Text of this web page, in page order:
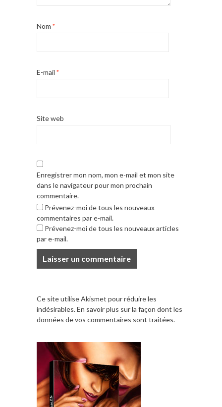
Nom *
E-mail *
Site web
Enregistrer mon nom, mon e-mail et mon site
dans le navigateur pour mon prochain
commentaire.
Prévenez-moi de tous les nouveaux
commentaires par e-mail.
Prévenez-moi de tous les nouveaux articles
par e-mail.
Ce site utilise Akismet pour réduire les
indésirables.En savoir plus sur la façon dont les
données de vos commentaires sont traitées.